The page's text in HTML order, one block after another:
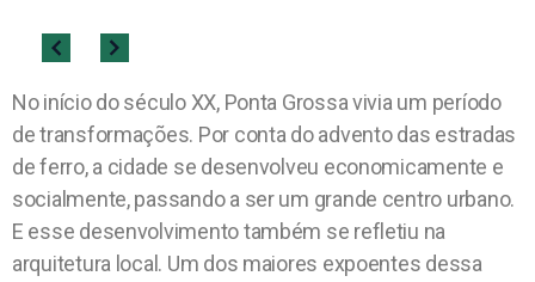
No início do século XX, Ponta Grossa vivia um período
de transformações. Por conta do advento das estradas
de ferro, a cidade se desenvolveu economicamente e
socialmente, passando a ser um grande centro urbano.
E esse desenvolvimento também se refletiu na
arquitetura local. Um dos maiores expoentes dessa